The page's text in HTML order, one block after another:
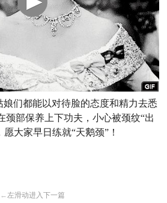
们都能以对待脸的态度和精力去悉
颈部保养上下功夫，小心被颈纹“出
愿大家早日练就“天鹅颈”！
←左滑动进入下一篇